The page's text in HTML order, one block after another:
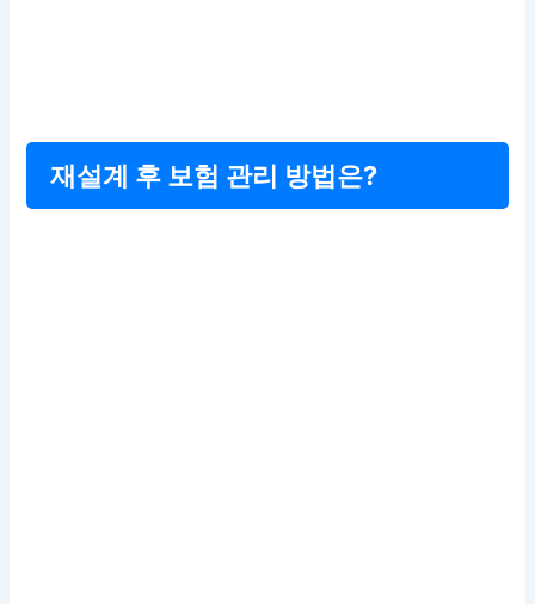
재설계 후 보험 관리 방법은?